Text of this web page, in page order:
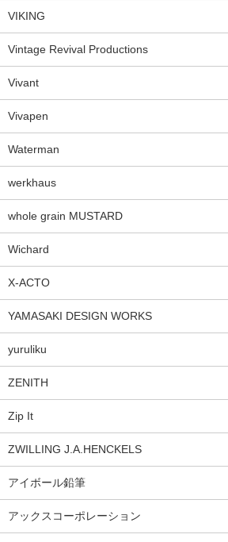
VIKING
Vintage Revival Productions
Vivant
Vivapen
Waterman
werkhaus
whole grain MUSTARD
Wichard
X-ACTO
YAMASAKI DESIGN WORKS
yuruliku
ZENITH
Zip It
ZWILLING J.A.HENCKELS
アイボール鉛筆
アックスコーポレーション